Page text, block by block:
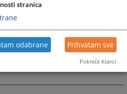
stranica
odabrane Prihvatam sve
Pokreće Klaro!